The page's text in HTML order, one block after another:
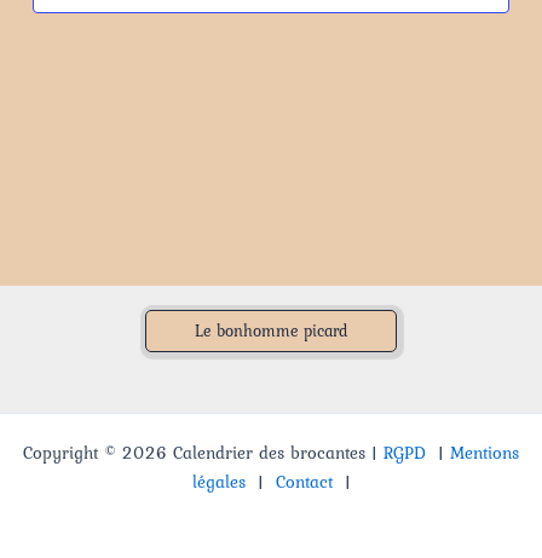
Le bonhomme picard
Copyright © 2026 Calendrier des brocantes | RGPD | Mentions
légales| Contact|